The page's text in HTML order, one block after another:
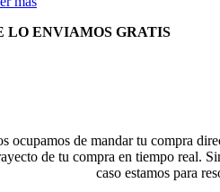
LO ENVIAMOS GRATIS
ocupamos de mandar tu compra
de tu compra en tiempo real.
caso estamos para